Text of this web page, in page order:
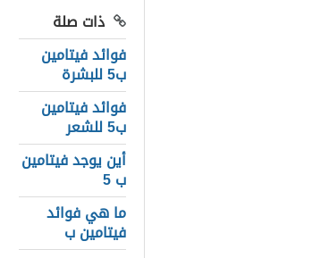
ذات صلة
فوائد فيتامين
ب5 للبشرة
فوائد فيتامين
ب5 للشعر
أين يوجد فيتامين
ب 5
ما هي فوائد
فيتامين ب